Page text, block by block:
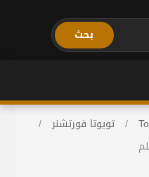
بحث
/ تويوتا فورتشنر /